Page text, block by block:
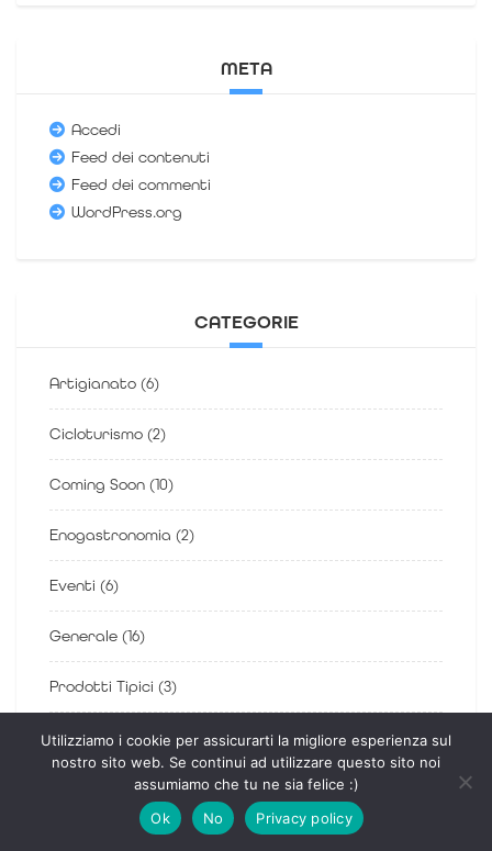
META
Accedi
Feed dei contenuti
Feed dei commenti
WordPress.org
CATEGORIE
Artigianato (6)
Cicloturismo (2)
Coming Soon (10)
Enogastronomia (2)
Eventi (6)
Generale (16)
Prodotti Tipici (3)
società(4)
Sostenibilità(16)
(23)
Utilizziamo i cookie per assicurarti la migliore esperienza sul
nostro sito web. Se continui ad utilizzare questo sito noi
assumiamo che tu ne sia felice :)
Ok
No Privacy policy